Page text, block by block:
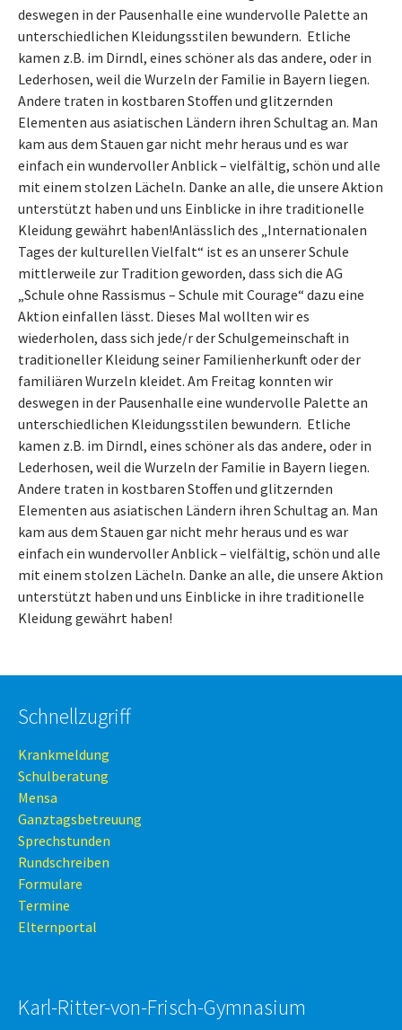
deswegen in der Pausenhalle eine wundervolle Palette an
unterschiedlichen Kleidungsstilen bewundern. Etliche
kamen z.B. im Dirndl, eines schöner als das andere, oder in
Lederhosen, weil die Wurzeln der Familie in Bayern liegen.
Andere traten in kostbaren Stoffen und glitzernden
Elementen aus asiatischen Ländern ihren Schultag an. Man
kam aus dem Stauen gar nicht mehr heraus und es war
einfach ein wundervoller Anblick – vielfältig, schön und alle
mit einem stolzen Lächeln. Danke an alle, die unsere Aktion
unterstützt haben und uns Einblicke in ihre traditionelle
Kleidung gewährt haben!Anlässlich des „Internationalen
Tages der kulturellen Vielfalt“ ist es an unserer Schule
mittlerweile zur Tradition geworden, dass sich die AG
„Schule ohne Rassismus – Schule mit Courage“ dazu eine
Aktion einfallen lässt. Dieses Mal wollten wir es
wiederholen, dass sich jede/r der Schulgemeinschaft in
traditioneller Kleidung seiner Familienherkunft oder der
familiären Wurzeln kleidet. Am Freitag konnten wir
deswegen in der Pausenhalle eine wundervolle Palette an
unterschiedlichen Kleidungsstilen bewundern. Etliche
kamen z.B. im Dirndl, eines schöner als das andere, oder in
Lederhosen, weil die Wurzeln der Familie in Bayern liegen.
Andere traten in kostbaren Stoffen und glitzernden
Elementen aus asiatischen Ländern ihren Schultag an. Man
kam aus dem Stauen gar nicht mehr heraus und es war
einfach ein wundervoller Anblick – vielfältig, schön und alle
mit einem stolzen Lächeln. Danke an alle, die unsere Aktion
unterstützt haben und uns Einblicke in ihre traditionelle
Kleidung gewährt haben!
Schnellzugriff
Krankmeldung
Schulberatung
Mensa
Ganztagsbetreuung
Sprechstunden
Rundschreiben
Formulare
Termine
Elternportal
Karl-Ritter-von-Frisch-Gymnasium